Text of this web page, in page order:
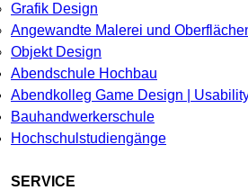
Grafik Design
Angewandte Malerei und
Objekt Design
Abendschule Hochbau
Abendkolleg Game Design |
Bauhandwerkerschule
Hochschulstudiengänge
SERVICE